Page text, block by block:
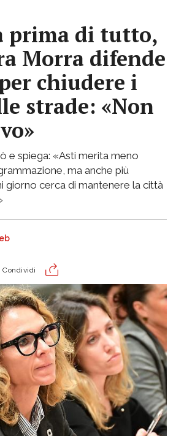
prima di tutto,
Morra difende
chiudere i
strade: «Non
e spiega: «Asti merita meno
ma anche più
giorno cerca di mantenere la città
Condividi